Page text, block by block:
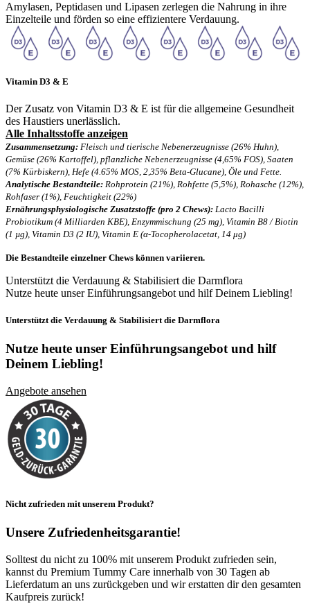
Amylasen, Peptidasen und Lipasen zerlegen die Nahrung in ihre
Einzelteile und förden so eine effizientere Verdauung.
Vitamin D3 & E
Der Zusatz von Vitamin D3 & E ist für die allgemeine Gesundheit
des Haustiers unerlässlich.
Alle Inhaltsstoffe anzeigen
Zusammensetzung: Fleisch und tierische Nebenerzeugnisse (26% Huhn),
Gemüse (26% Kartoffel), pflanzliche Nebenerzeugnisse (4,65% FOS), Saaten
(7% Kürbiskern), Hefe (4.65% MOS, 2,35% Beta-Glucane), Öle und Fette.
Analytische Bestandteile: Rohprotein (21%), Rohfette (5,5%), Rohasche (12%),
Rohfaser (1%), Feuchtigkeit (22%)
Ernährungsphysiologische Zusatzstoffe (pro 2 Chews): Lacto Bacilli
Probiotikum (4 Milliarden KBE), Enzymmischung (25 mg), Vitamin B8 / Biotin
(1 µg), Vitamin D3 (2 IU), Vitamin E (α-Tocopherolacetat, 14 μg)
Die Bestandteile einzelner Chews können variieren.
Unterstützt die Verdauung & Stabilisiert die Darmflora
Nutze heute unser Einführungsangebot und hilf Deinem Liebling!
Unterstützt die Verdauung & Stabilisiert die Darmflora
Nutze heute unser Einführungsangebot und hilf
Deinem Liebling!
Angebote ansehen
Nicht zufrieden mit unserem Produkt?
Unsere Zufriedenheitsgarantie!
Solltest du nicht zu 100% mit unserem Produkt zufrieden sein,
kannst du Premium Tummy Care innerhalb von 30 Tagen ab
Lieferdatum an uns zurückgeben und wir erstatten dir den gesamten
Kaufpreis zurück!